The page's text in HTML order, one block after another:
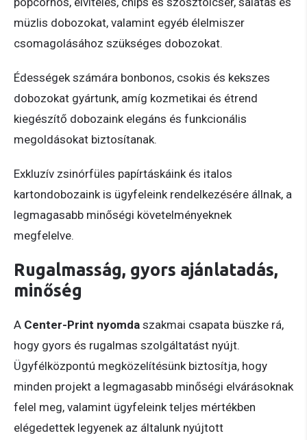
müzlis dobozokat, valamint egyéb élelmiszer
csomagolásához szükséges dobozokat.
Édességek számára bonbonos, csokis és kekszes
dobozokat gyártunk, amíg kozmetikai és étrend
kiegészítő dobozaink elegáns és funkcionális
megoldásokat biztosítanak.
Exkluzív zsinórfüles papírtáskáink és italos
kartondobozaink is ügyfeleink rendelkezésére állnak, a
legmagasabb minőségi követelményeknek
megfelelve.
Rugalmasság, gyors ajánlatadás,
minőség
A Center-Print nyomda szakmai csapata büszke rá,
hogy gyors és rugalmas szolgáltatást nyújt.
Ügyfélközpontú megközelítésünk biztosítja, hogy
minden projekt a legmagasabb minőségi elvárásoknak
felel meg, valamint ügyfeleink teljes mértékben
elégedettek legyenek az általunk nyújtott